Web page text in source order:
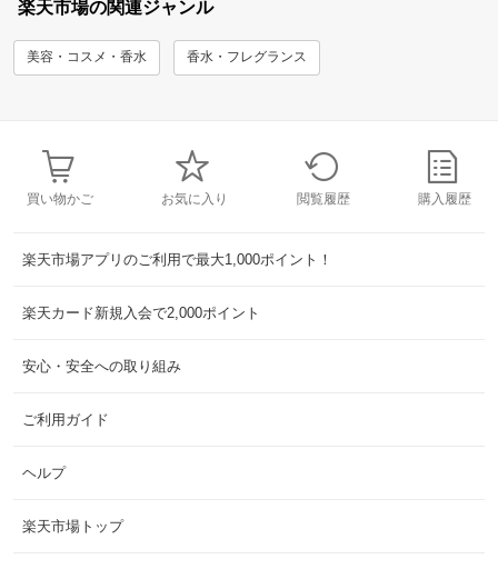
楽天市場の関連ジャンル
美容・コスメ・香水 香水・フレグランス
買い物かご お気に入り 閲覧履歴 購入履歴
楽天市場アプリのご利用で最大1,000ポイント！
楽天カード新規入会で2,000ポイント
安心・安全への取り組み
ご利用ガイド
ヘルプ
楽天市場トップ